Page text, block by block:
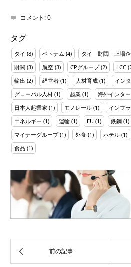
コメント:0
タグ
タイ (8) ベトナム (4) タイ 財閥 上場
財閥 (3) 航空 (3) CPグループ(2) LCC
輸出 (2) 経営者 (1) 人材育成 (1) イン
グローバル人材 (1) 起業 (1) 海外インタ
日本人起業家 (1) モノレール (1) インフラ
エネルギー (1) 運輸 (1) EU (1) 鉄鋼 (1)
マイナーグループ(1) 外食 (1) ホテル (1)
食品 (1)